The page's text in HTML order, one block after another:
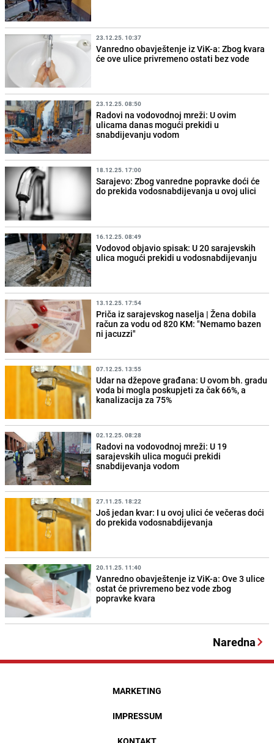
23.12.25. 10:37
Vanredno obavještenje iz ViK-a: Zbog kvara
će ove ulice privremeno ostati bez vode
23.12.25. 08:50
Radovi na vodovodnoj mreži: U ovim
ulicama danas mogući prekidi u
snabdijevanju vodom
18.12.25. 17:00
Sarajevo: Zbog vanredne popravke doći će
do prekida vodosnabdijevanja u ovoj ulici
16.12.25. 08:49
Vodovod objavio spisak: U 20 sarajevskih
ulica mogući prekidi u vodosnabdijevanju
13.12.25. 17:54
Priča iz sarajevskog naselja | Žena dobila
račun za vodu od 820 KM: "Nemamo bazen
ni jacuzzi"
07.12.25. 13:55
Udar na džepove građana: U ovom bh. gradu
voda bi mogla poskupjeti za čak 66%, a
kanalizacija za 75%
02.12.25. 08:28
Radovi na vodovodnoj mreži: U 19
sarajevskih ulica mogući prekidi
snabdijevanja vodom
27.11.25. 18:22
Još jedan kvar: I u ovoj ulici će večeras doći
do prekida vodosnabdijevanja
20.11.25. 11:40
Vanredno obavještenje iz ViK-a: Ove 3 ulice
ostat će privremeno bez vode zbog
popravke kvara
Naredna
MARKETING
IMPRESSUM